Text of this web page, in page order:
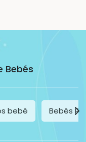
Bebés
bebé Bebés